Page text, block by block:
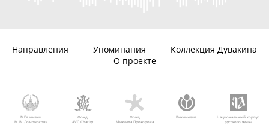
Направления Упоминания
Коллекция Дувакина
О проекте
МГУ имени
М.В. Ломоносова
Фонд
AVC Charity
Фонд
Михаила Прохорова
Викимедиа
Национальный корпус
русского языка